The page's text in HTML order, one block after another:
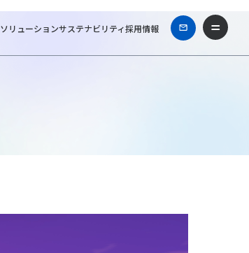
ソリューションサステナビリティ採用情報